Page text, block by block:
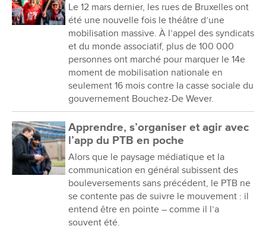
Le 12 mars dernier, les rues de Bruxelles ont
été une nouvelle fois le théâtre d’une
mobilisation massive. À l’appel des syndicats
et du monde associatif, plus de 100 000
personnes ont marché pour marquer le 14e
moment de mobilisation nationale en
seulement 16 mois contre la casse sociale du
gouvernement Bouchez-De Wever.
Apprendre, s’organiser et agir avec
l’app du PTB en poche
Alors que le paysage médiatique et la
communication en général subissent des
bouleversements sans précédent, le PTB ne
se contente pas de suivre le mouvement : il
entend être en pointe – comme il l’a
souvent été.